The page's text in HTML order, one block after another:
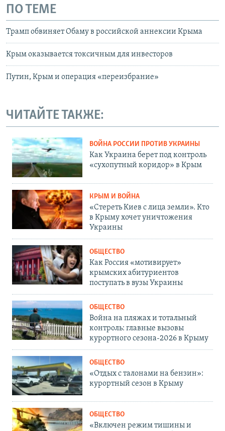
ПО ТЕМЕ
Трамп обвиняет Обаму в российской аннексии Крыма
Крым оказывается токсичным для инвесторов
Путин, Крым и операция «переизбрание»
ЧИТАЙТЕ ТАКЖЕ:
ВОЙНА РОССИИ ПРОТИВ УКРАИНЫ
Как Украина берет под контроль
«сухопутный коридор» в Крым
КРЫМ И ВОЙНА
«Стереть Киев с лица земли». Кто
в Крыму хочет уничтожения
Украины
ОБЩЕСТВО
Как Россия «мотивирует»
крымских абитуриентов
поступать в вузы Украины
ОБЩЕСТВО
Война на пляжах и тотальный
контроль: главные вызовы
курортного сезона-2026 в Крыму
ОБЩЕСТВО
«Отдых с талонами на бензин»:
курортный сезон в Крыму
ОБЩЕСТВО
«Включен режим тишины и